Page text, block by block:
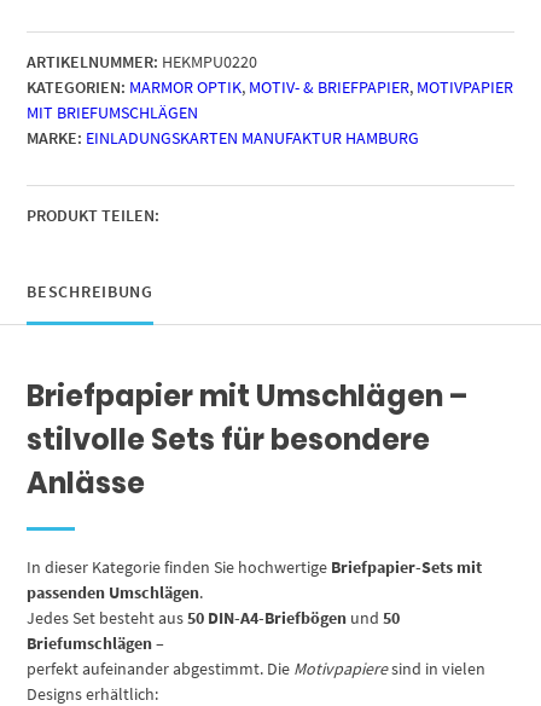
SET,
Briefpapier
und
Briefumschläge,
Motiv
grün
Menge
ARTIKELNUMMER: HEKMPU0220
KATEGORIEN: MARMOR OPTIK, MOTIV- & BRIEFPAPIER, MOTIVPAPIER
MIT BRIEFUMSCHLÄGEN
MARKE: EINLADUNGSKARTEN MANUFAKTUR HAMBURG
PRODUKT TEILEN:
BESCHREIBUNG
Briefpapier mit Umschlägen –
stilvolle Sets für besondere
Anlässe
In dieser Kategorie finden Sie hochwertige Briefpapier-Sets mit
passenden Umschlägen.
Jedes Set besteht aus50 DIN-A4-Briefbögen und50
Briefumschlägen–
perfekt aufeinander abgestimmt. Die Motivpapieresind in vielen
Designs erhältlich: